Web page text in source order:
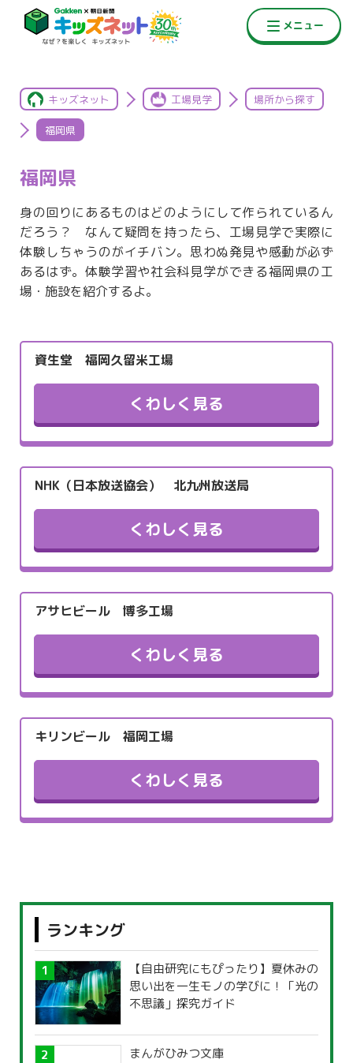
キッズネット 工場見学 場所から探す
福岡県
福岡県
身の回りにあるものはどのようにして作られているん
だろう？ なんて疑問を持ったら、工場見学で実際に
体験しちゃうのがイチバン。思わぬ発見や感動が必ず
あるはず。体験学習や社会科見学ができる福岡県の工
場・施設を紹介するよ。
資生堂 福岡久留米工場
くわしく見る
NHK（日本放送協会） 北九州放送局
くわしく見る
アサヒビール 博多工場
くわしく見る
キリンビール 福岡工場
くわしく見る
ランキング
【自由研究にもぴったり】夏休みの
思い出を一生モノの学びに！「光の
不思議」探究ガイド
まんがひみつ文庫